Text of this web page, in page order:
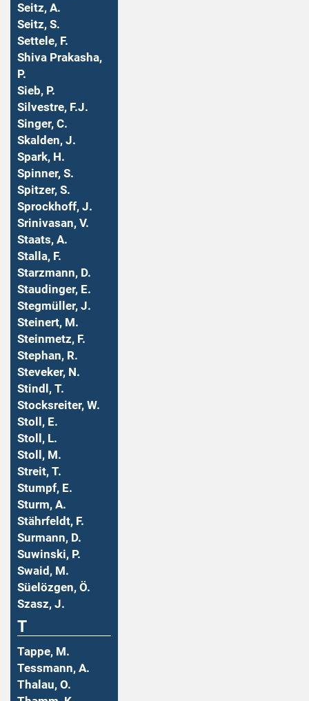
Seitz, A.
Seitz, S.
Settele, F.
Shiva Prakasha,
P.
Sieb, P.
Silvestre, F.J.
Singer, C.
Skalden, J.
Spark, H.
Spinner, S.
Spitzer, S.
Sprockhoff, J.
Srinivasan, V.
Staats, A.
Stalla, F.
Starzmann, D.
Staudinger, E.
Stegmüller, J.
Steinert, M.
Steinmetz, F.
Stephan, R.
Steveker, N.
Stindl, T.
Stocksreiter, W.
Stoll, E.
Stoll, L.
Stoll, M.
Streit, T.
Stumpf, E.
Sturm, A.
Stährfeldt, F.
Surmann, D.
Suwinski, P.
Swaid, M.
Süelözgen, Ö.
Szasz, J.
T
Tappe, M.
Tessmann, A.
Thalau, O.